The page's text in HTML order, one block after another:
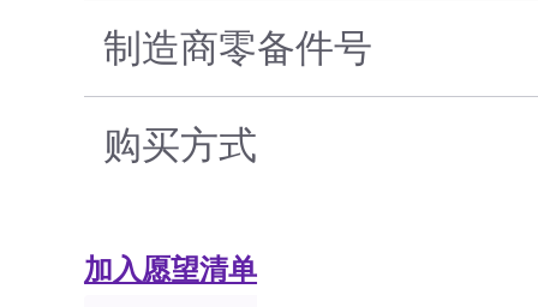
制造商零备件号
购买方式
加入愿望清单